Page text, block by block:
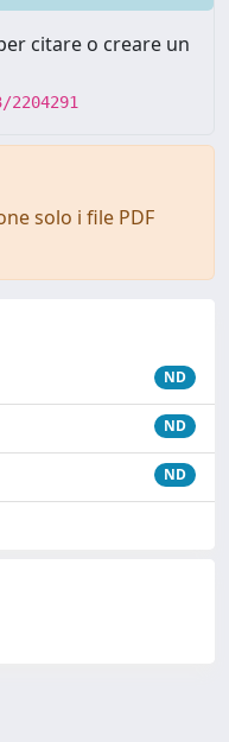
citare o creare un
solo i file PDF
ND
ND
ND